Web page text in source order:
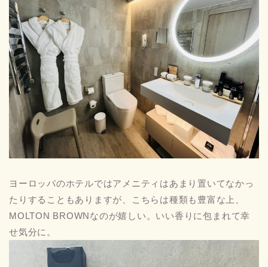
ヨーロッパのホテルではアメニティはあまり置いてなかっ
たりすることもありますが、こちらは種類も豊富な上、
MOLTON BROWNなのが嬉しい。いい香りに包まれて幸
せ気分に。